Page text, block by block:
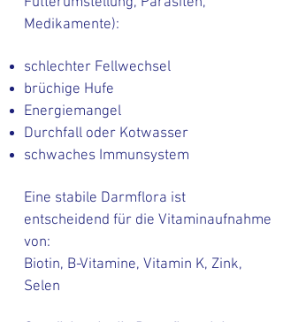
Medikamente):
schlechter Fellwechsel
brüchige Hufe
Energiemangel
Durchfall oder Kotwasser
schwaches Immunsystem
Eine stabile Darmflora ist
entscheidend für die Vitaminaufnahme
von:
Biotin, B-Vitamine, Vitamin K, Zink,
Selen